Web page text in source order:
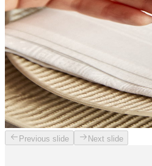
Previous slide Next slide